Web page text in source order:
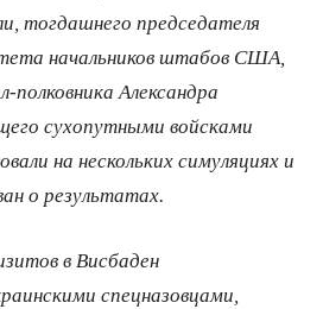
тогдашнего председателя
начальников штабов США,
​полковника Александра
сухопутными войсками
на нескольких симуляциях и
о результатах.
в Висбаден
спецназовцами,